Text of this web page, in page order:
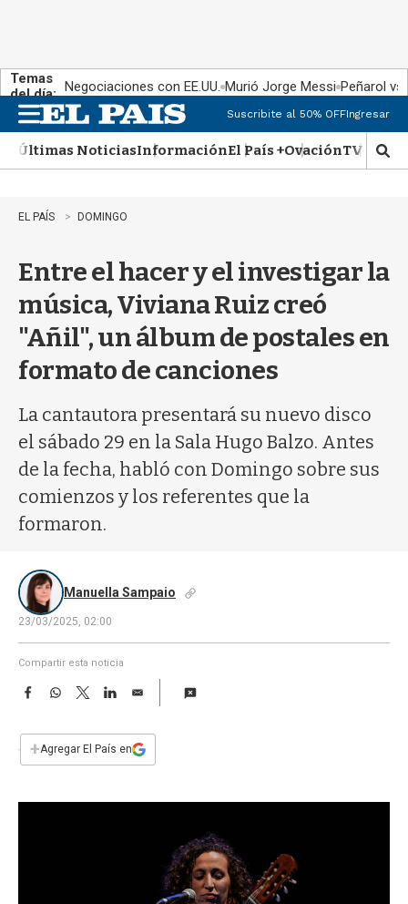
Temas
del día: Negociaciones con EE.UU. Murió Jorge Messi Peñarol
n
u
Suscribite al 50% OFFIngresar
Últimas NoticiasInformaciónEl País +OvaciónTV Show
M
o
r
b
q
EL PAÍS DOMINGO
Entre el hacer y el investigar la
música, Viviana Ruiz creó
"Añil", un álbum de postales en
formato de canciones
La cantautora presentará su nuevo disco
el sábado 29 en la Sala Hugo Balzo. Antes
de la fecha, habló con Domingo sobre sus
comienzos y los referentes que la
formaron.
Manuella Sampaio
23/03/2025, 02:00
Compartir esta noticia
F
e
b
W
s
T
w
t
L
E
i
l
+Agregar El País en